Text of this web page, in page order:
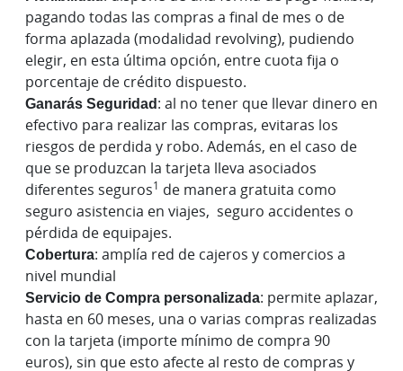
pagando todas las compras a final de mes o de
forma aplazada (modalidad revolving), pudiendo
elegir, en esta última opción, entre cuota fija o
porcentaje de crédito dispuesto.
Ganarás Seguridad: al no tener que llevar dinero en
efectivo para realizar las compras, evitaras los
riesgos de perdida y robo. Además, en el caso de
que se produzcan la tarjeta lleva asociados
diferentes seguros1 de manera gratuita como
seguro asistencia en viajes, seguro accidentes o
pérdida de equipajes.
Cobertura: amplía red de cajeros y comercios a
nivel mundial
Servicio de Compra personalizada: permite aplazar,
hasta en 60 meses, una o varias compras realizadas
con la tarjeta (importe mínimo de compra 90
euros), sin que esto afecte al resto de compras y